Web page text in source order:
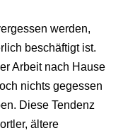
werden,
beschäftigt ist.
Arbeit nach Hause
nichts gegessen
Diese Tendenz
ältere